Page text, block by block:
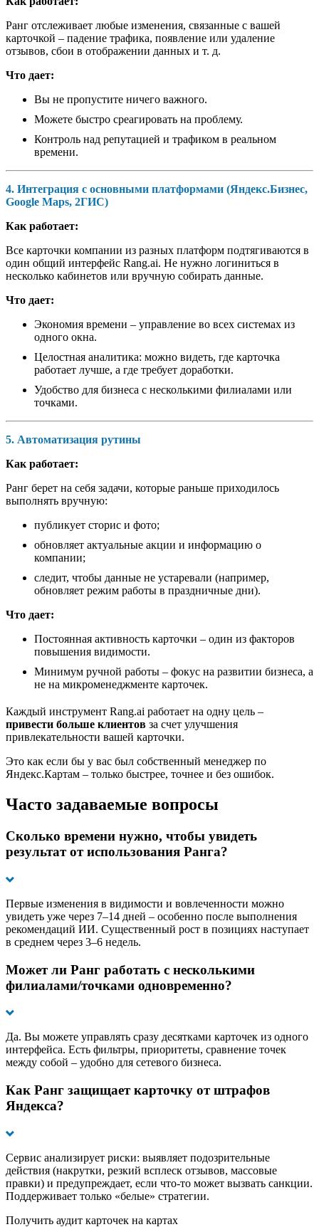
Ранг отслеживает любые изменения, связанные с вашей
карточкой – падение трафика, появление или удаление
отзывов, сбои в отображении данных и т. д.
Что дает:
Вы не пропустите ничего важного.
Можете быстро среагировать на проблему.
Контроль над репутацией и трафиком в реальном
времени.
4. Интеграция с основными платформами (Яндекс.Бизнес,
Google Maps, 2ГИС)
Как работает:
Все карточки компании из разных платформ подтягиваются в
один общий интерфейс Rang.ai. Не нужно логиниться в
несколько кабинетов или вручную собирать данные.
Что дает:
Экономия времени – управление во всех системах из
одного окна.
Целостная аналитика: можно видеть, где карточка
работает лучше, а где требует доработки.
Удобство для бизнеса с несколькими филиалами или
точками.
5. Автоматизация рутины
Как работает:
Ранг берет на себя задачи, которые раньше приходилось
выполнять вручную:
публикует сторис и фото;
обновляет актуальные акции и информацию о
компании;
следит, чтобы данные не устаревали (например,
обновляет режим работы в праздничные дни).
Что дает:
Постоянная активность карточки – один из факторов
повышения видимости.
Минимум ручной работы – фокус на развитии бизнеса, а
не на микроменеджменте карточек.
Каждый инструмент Rang.ai работает на одну цель –
привести больше клиентов за счет улучшения
привлекательности вашей карточки.
Это как если бы у вас был собственный менеджер по
Яндекс.Картам – только быстрее, точнее и без ошибок.
Часто задаваемые вопросы
Сколько времени нужно, чтобы увидеть
результат от использования Ранга?
Первые изменения в видимости и вовлеченности можно
увидеть уже через 7–14 дней – особенно после выполнения
рекомендаций ИИ. Существенный рост в позициях наступает
в среднем через 3–6 недель.
Может ли Ранг работать с несколькими
филиалами/точками одновременно?
Да. Вы можете управлять сразу десятками карточек из одного
интерфейса. Есть фильтры, приоритеты, сравнение точек
между собой – удобно для сетевого бизнеса.
Как Ранг защищает карточку от штрафов
Яндекса?
Сервис анализирует риски: выявляет подозрительные
действия (накрутки, резкий всплеск отзывов, массовые
правки) и предупреждает, если что-то может вызвать санкции.
Поддерживает только «белые» стратегии.
Получить аудит карточек на картах